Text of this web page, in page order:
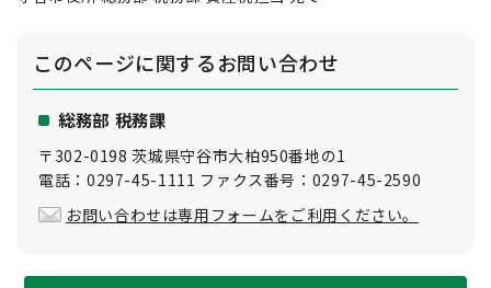
このページに関するお問い合わせ
総務部 税務課
〒302-0198 茨城県守谷市大柏950番地の1
電話：0297-45-1111 ファクス番号：0297-45-2590
お問い合わせは専用フォームをご利用ください。